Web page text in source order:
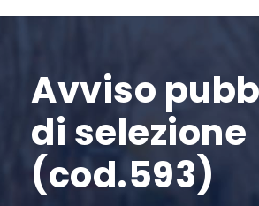
Avviso
di selezione
(cod.593)